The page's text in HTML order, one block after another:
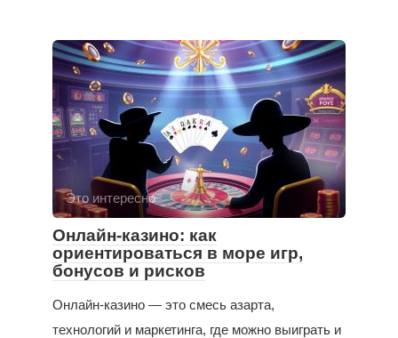
Это интересно
Онлайн-казино: как
ориентироваться в море игр,
бонусов и рисков
Онлайн-казино — это смесь азарта,
технологий и маркетинга, где можно выиграть и